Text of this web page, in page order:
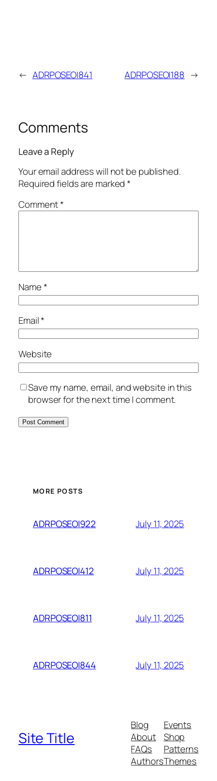
← ADRPOSEOI841 ADRPOSEOI188 →
Comments
Leave a Reply
Your email address will not be published.
Required fields are marked*
Comment*
Name*
Email*
Website
Save my name, email, and website in this
browser for the next time I comment.
MORE POSTS
ADRPOSEOI922 July 11, 2025
ADRPOSEOI412 July 11, 2025
ADRPOSEOI811 July 11, 2025
ADRPOSEOI844 July 11, 2025
Site Title
Blog
About
FAQs
Authors
Events
Shop
Patterns
Themes